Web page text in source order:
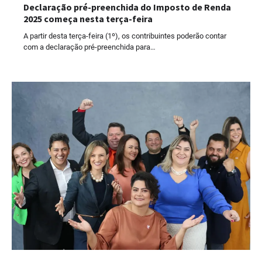
Declaração pré-preenchida do Imposto de Renda
2025 começa nesta terça-feira
A partir desta terça-feira (1º), os contribuintes poderão contar
com a declaração pré-preenchida para…